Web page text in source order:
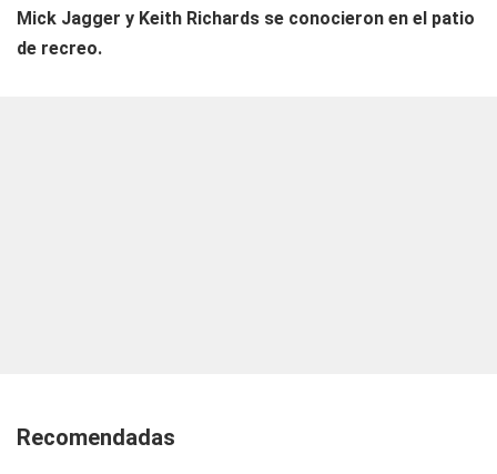
Mick Jagger y Keith Richards se conocieron en el patio
de recreo.
Recomendadas